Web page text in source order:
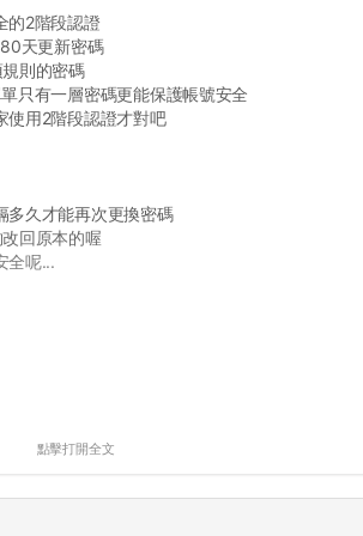
的2階段認證
天更新密碼
則的密碼
只有一層密碼更能保護帳號安全
使用2階段認證才對吧
多久才能再次更換密碼
回原本的喔
全呢...
點擊打開全文